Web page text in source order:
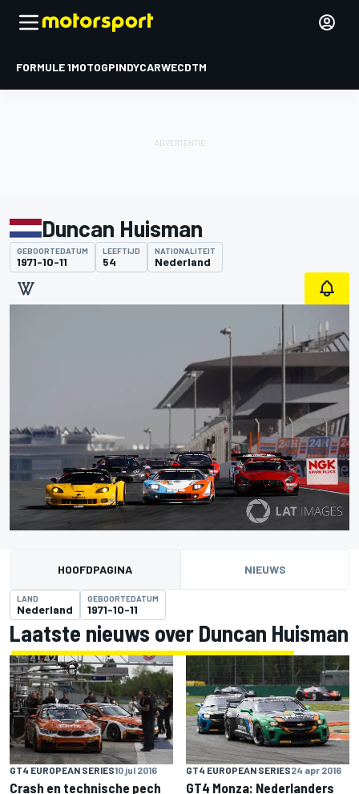
FORMULE 1MOTOGPINDYCARWECDTM
Duncan Huisman
GEBOORTEDATUM
1971-10-11
LEEFTIJD
54
NATIONALITEIT
Nederland
HOOFDPAGINA NIEUWS
LAND
Nederland
GEBOORTEDATUM
1971-10-11
Laatste nieuws over Duncan Huisman
GT4 EUROPEAN SERIES10 jul 2016
Crash en technische pech
GT4 EUROPEAN SERIES24 apr 2016
GT4 Monza: Nederlanders